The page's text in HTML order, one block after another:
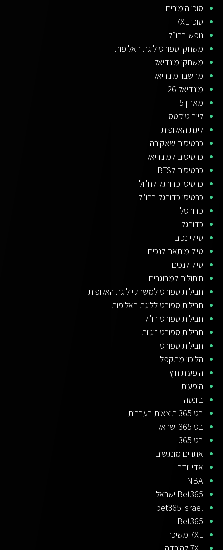
סוכן הימורים
סוכן 7XL
נופש בחו״ל
משחקי ספורט ליגת האלופות
משחקי מונדיאל
מחשבון מונדיאל
מונדיאל 26
מארון 5
לייב טיקטס
ליגת האלופות
כרטיסים שאקירה
כרטיסים למונדיאל
כרטיסים לBTS
כרטיסי כדורגל לח"ול
כרטיסי כדורגל בחו"ל
כדורסל
כדורגל
טיולי נכים
טיול מותאם לנכים
טיול לנכים
חיתולים למבוגרים
חבילות ספורט למשחקי ליגת האלופות
חבילות ספורט לליגת האלופות
חבילות ספורט חו"ל
חבילות ספורט זוגיות
חבילות ספורט
הליכון מתקפל
הופעות חוץ
הופעות
ביונסה
בט 365 תוצאות בעברית
בט 365 ישראל
בט 365
אתרים מונגשים
אדי וודר
NBA
Bet365 ישראל
bet365 israel
Bet365
7XL משיכה
7XL להורדה